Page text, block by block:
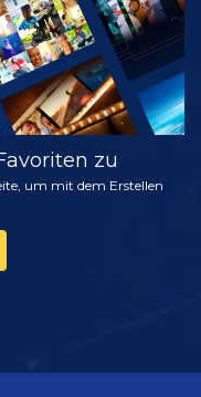
zu
um mit dem Erstellen